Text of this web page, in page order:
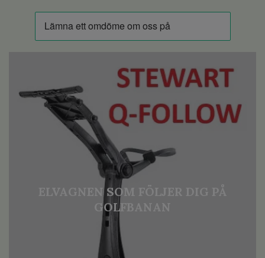
ELVAGNEN SOM FÖLJER DIG PÅ
GOLFBANAN